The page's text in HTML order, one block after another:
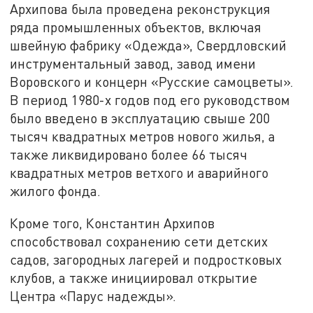
Архипова была проведена реконструкция
ряда промышленных объектов, включая
швейную фабрику «Одежда», Свердловский
инструментальный завод, завод имени
Воровского и концерн «Русские самоцветы».
В период 1980-х годов под его руководством
было введено в эксплуатацию свыше 200
тысяч квадратных метров нового жилья, а
также ликвидировано более 66 тысяч
квадратных метров ветхого и аварийного
жилого фонда.
Кроме того, Константин Архипов
способствовал сохранению сети детских
садов, загородных лагерей и подростковых
клубов, а также инициировал открытие
Центра «Парус надежды».